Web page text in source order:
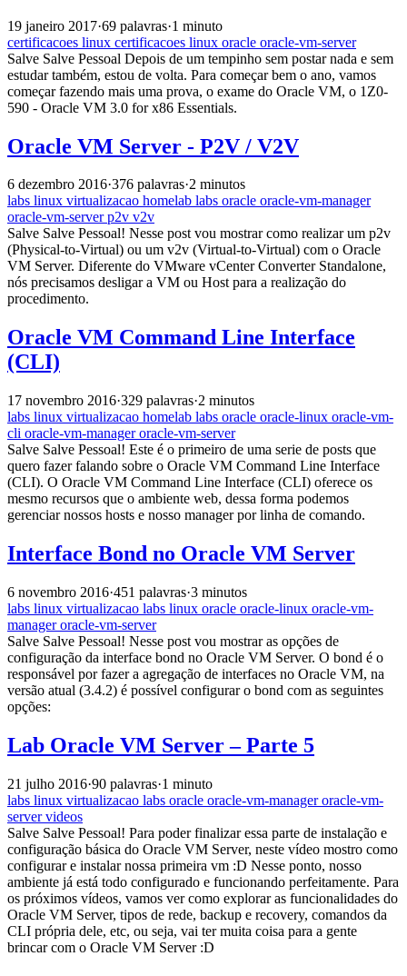
19 janeiro 2017·69 palavras·1 minuto
certificacoes linux certificacoes linux oracle oracle-vm-server
Salve Salve Pessoal Depois de um tempinho sem postar nada e sem
estudar também, estou de volta. Para começar bem o ano, vamos
começar fazendo mais uma prova, o exame do Oracle VM, o 1Z0-
590 - Oracle VM 3.0 for x86 Essentials.
Oracle VM Server - P2V / V2V
6 dezembro 2016·376 palavras·2 minutos
labs linux virtualizacao homelab labs oracle oracle-vm-manager
oracle-vm-serverp2v v2v
Salve Salve Pessoal! Nesse post vou mostrar como realizar um p2v
(Physical-to-Virtual) ou um v2v (Virtual-to-Virtual) com o Oracle
VM Server. Diferente do VMware vCenter Converter Standalone,
nós precisamos desligar a VM ou Host para a realização do
procedimento.
Oracle VM Command Line Interface
(CLI)
17 novembro 2016·329 palavras·2 minutos
labs linux virtualizacao homelab labs oracle oracle-linux oracle-vm-
cli oracle-vm-manageroracle-vm-server
Salve Salve Pessoal! Este é o primeiro de uma serie de posts que
quero fazer falando sobre o Oracle VM Command Line Interface
(CLI). O Oracle VM Command Line Interface (CLI) oferece os
mesmo recursos que o ambiente web, dessa forma podemos
gerenciar nossos hosts e nosso manager por linha de comando.
Interface Bond no Oracle VM Server
6 novembro 2016·451 palavras·3 minutos
labs linux virtualizacao labs linux oracle oracle-linux oracle-vm-
manageroracle-vm-server
Salve Salve Pessoal! Nesse post vou mostrar as opções de
configuração da interface bond no Oracle VM Server. O bond é o
responsável por fazer a agregação de interfaces no Oracle VM, na
versão atual (3.4.2) é possível configurar o bond com as seguintes
opções:
Lab Oracle VM Server – Parte 5
21 julho 2016·90 palavras·1 minuto
labs linux virtualizacao labs oracle oracle-vm-manageroracle-vm-
servervideos
Salve Salve Pessoal! Para poder finalizar essa parte de instalação e
configuração básica do Oracle VM Server, neste vídeo mostro como
configurar e instalar nossa primeira vm :D Nesse ponto, nosso
ambiente já está todo configurado e funcionando perfeitamente. Para
os próximos vídeos, vamos ver como explorar as funcionalidades do
Oracle VM Server, tipos de rede, backup e recovery, comandos da
CLI própria dele, etc, ou seja, vai ter muita coisa para a gente
brincar com o Oracle VM Server :D